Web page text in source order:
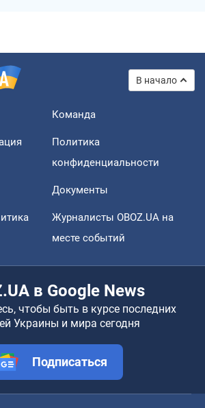
В начало
Команда
Политика
конфиденциальности
Документы
Журналисты OBOZ.UA на
месте событий
в Google News
чтобы быть в курсе последних
Украины и мира сегодня
Подписаться